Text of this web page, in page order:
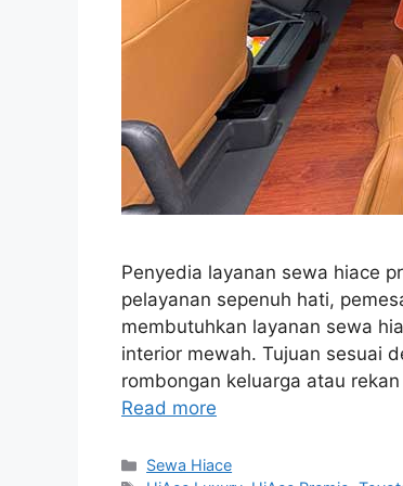
Penyedia layanan sewa hiace
pelayanan sepenuh hati,
membutuhkan layanan sewa
interior mewah. Tujuan sesuai
rombongan keluarga atau
Read more
Categories
Sewa Hiace